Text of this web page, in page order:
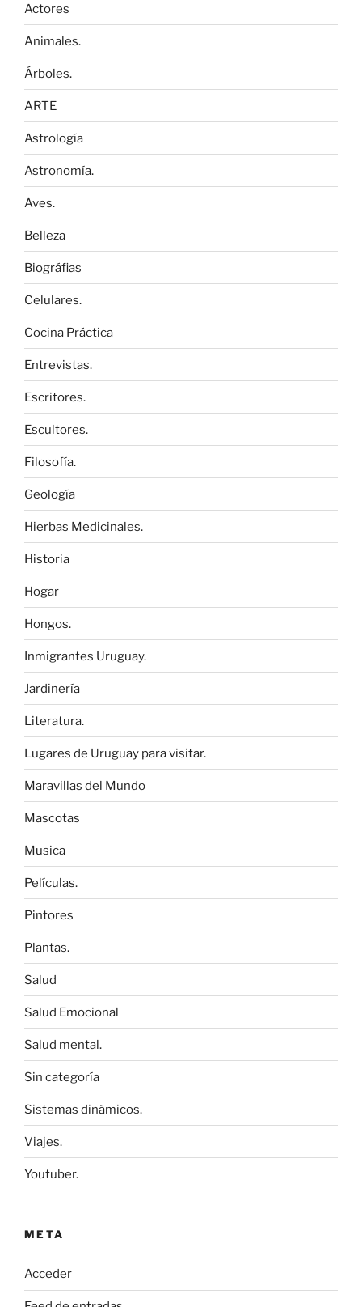
Actores
Animales.
Árboles.
ARTE
Astrología
Astronomía.
Aves.
Belleza
Biográfias
Celulares.
Cocina Práctica
Entrevistas.
Escritores.
Escultores.
Filosofía.
Geología
Hierbas Medicinales.
Historia
Hogar
Hongos.
Inmigrantes Uruguay.
Jardinería
Literatura.
Lugares de Uruguay para visitar.
Maravillas del Mundo
Mascotas
Musica
Películas.
Pintores
Plantas.
Salud
Salud Emocional
Salud mental.
Sin categoría
Sistemas dinámicos.
Viajes.
Youtuber.
META
Acceder